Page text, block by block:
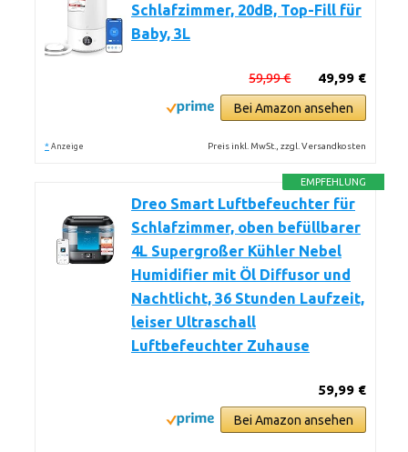
Schlafzimmer, 20dB, Top-Fill für
Baby, 3L
49,99 €
59,99 €
Bei Amazon ansehen
* Anzeige Preis inkl. MwSt., zzgl. Versandkosten
EMPFEHLUNG
Dreo Smart Luftbefeuchter für
Schlafzimmer, oben befüllbarer
4L Supergroßer Kühler Nebel
Humidifier mit Öl Diffusor und
Nachtlicht, 36 Stunden Laufzeit,
leiser Ultraschall
Luftbefeuchter Zuhause
59,99 €
Bei Amazon ansehen